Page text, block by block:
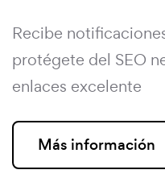
Recibe
protégete del SEO
enlaces excelente
Más información